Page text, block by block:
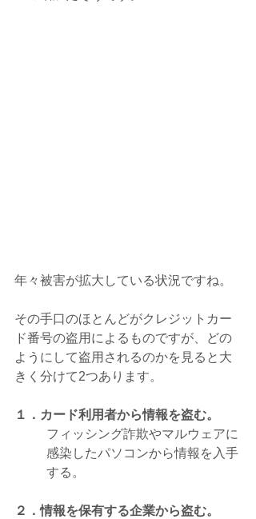
年々被害が拡大している状況ですね。
その手口のほとんどがクレジットカー
ド番号の盗用によるものですが、どの
ようにして盗用されるのかを見ると大
きく分けて2つあります。
１．カード利用者から情報を盗む。
フィッシング詐欺やマルウェアに
感染したパソコンから情報を入手
する。
２．情報を保有する企業から盗む。